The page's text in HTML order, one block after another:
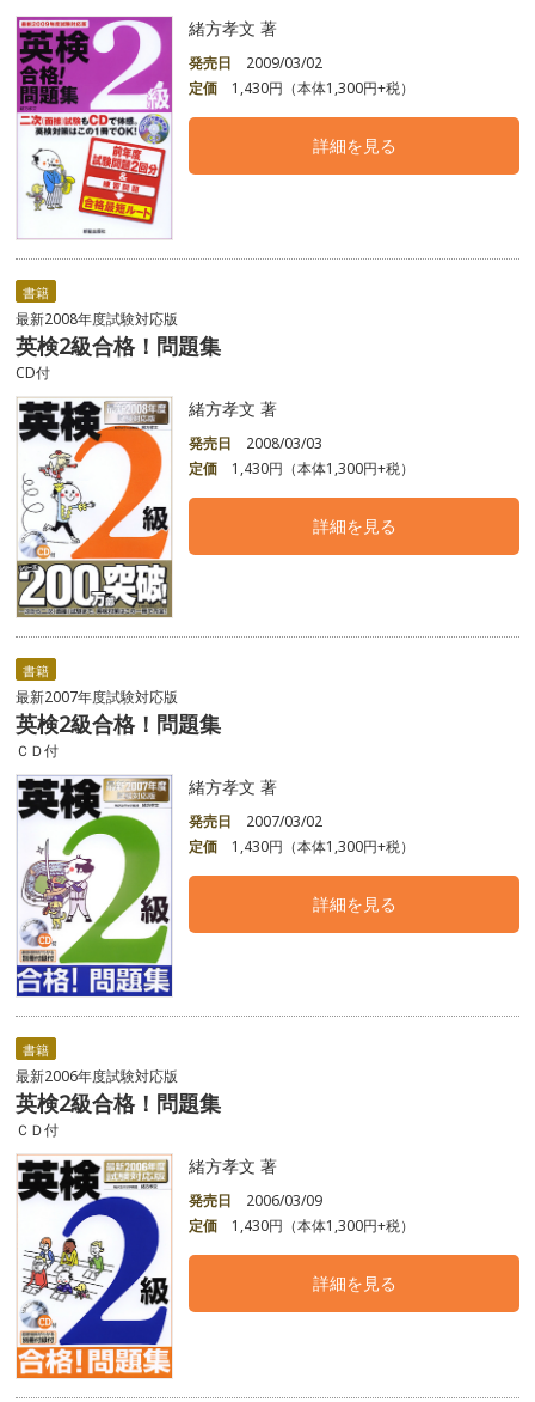
緒方孝文 著
発売日
2009/03/02
定価
1,430円（本体1,300円+税）
詳細を見る
書籍
最新2008年度試験対応版
英検2級合格！問題集
CD付
緒方孝文 著
発売日
2008/03/03
定価
1,430円（本体1,300円+税）
詳細を見る
書籍
最新2007年度試験対応版
英検2級合格！問題集
ＣＤ付
緒方孝文 著
発売日
2007/03/02
定価
1,430円（本体1,300円+税）
詳細を見る
書籍
最新2006年度試験対応版
英検2級合格！問題集
ＣＤ付
緒方孝文 著
発売日
2006/03/09
定価
1,430円（本体1,300円+税）
詳細を見る